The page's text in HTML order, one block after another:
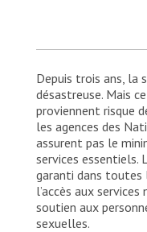
Depuis trois ans, la
désastreuse. Mais
proviennent risque
les agences des
assurent pas le
services essentiels.
garanti dans toutes
l’accès aux
soutien aux
sexuelles.